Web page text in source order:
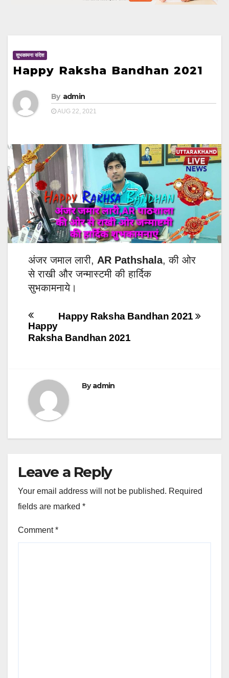
शुभकामना संदेश
Happy Raksha Bandhan 2021
By admin
AUG 22, 2021
अंजर जमाल लारी, AR Pathshala, की ओर
से राखी और जन्मास्टमी की हार्दिक
सुभकामनाये।
Post
navigation
Happy Raksha Bandhan 2021
Happy
Raksha Bandhan 2021
Byadmin
Leave a Reply
Your email address will not be published. Required
fields are marked *
Comment*